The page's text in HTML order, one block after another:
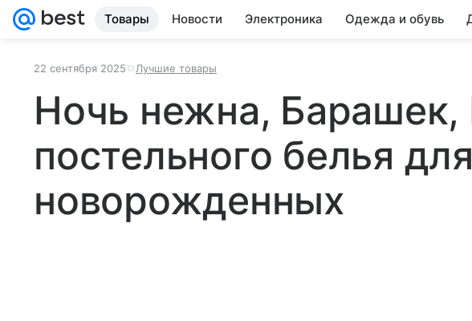
Товары Новости Электроника Одежда и обувь
22 сентября 2025 Лучшие товары
Ночь нежна, Барашек,
постельного белья для
новорожденных